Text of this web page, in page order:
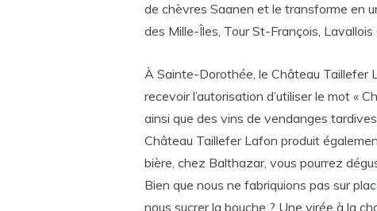
de chèvres Saanen et le transforme en
des Mille-Îles, Tour St-François,
À Sainte-Dorothée, le Château Taillefer
recevoir l’autorisation d’utiliser le mot «
ainsi que des vins de vendanges
Château Taillefer Lafon produit
bière, chez Balthazar, vous pourrez
Bien que nous ne fabriquions pas sur
nous sucrer la bouche ? Une virée à la